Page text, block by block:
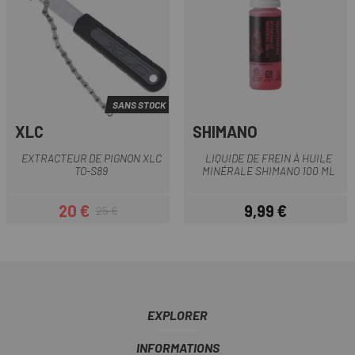
SANS STOCK
XLC
EXTRACTEUR DE PIGNON XLC
TO-S89
Prix
20 €Prix habituel
25 €
SHIMANO
LIQUIDE DE FREIN À HUILE
MINÉRALE SHIMANO 100 ML
Prix
9,99 €
EXPLORER
INFORMATIONS